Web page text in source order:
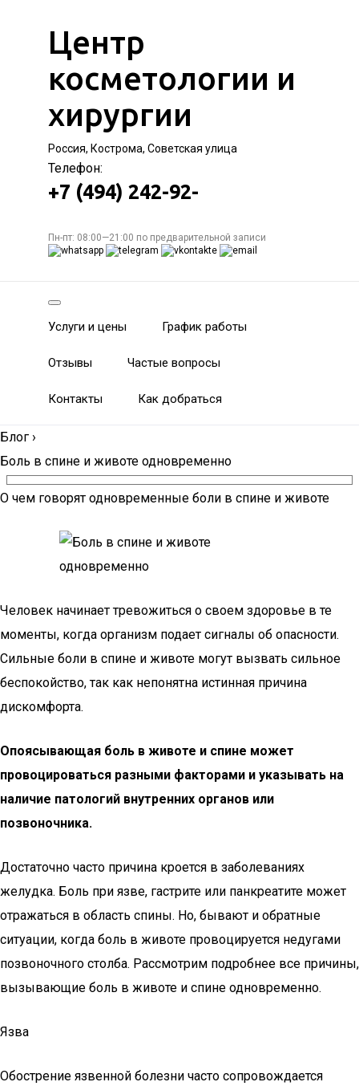
Центр
косметологии и
хирургии
Россия, Кострома, Советская улица
Телефон:
+7 (494) 242-92-
Пн-пт: 08:00—21:00 по предварительной записи
Услуги и цены График работы
Отзывы Частые вопросы
Контакты Как добраться
Блог ›
Боль в спине и животе одновременно
О чем говорят одновременные боли в спине и животе
Человек начинает тревожиться о своем здоровье в те
моменты, когда организм подает сигналы об опасности.
Сильные боли в спине и животе могут вызвать сильное
беспокойство, так как непонятна истинная причина
дискомфорта.
Опоясывающая боль в животе и спине может
провоцироваться разными факторами и указывать на
наличие патологий внутренних органов или
позвоночника.
Достаточно часто причина кроется в заболеваниях
желудка. Боль при язве, гастрите или панкреатите может
отражаться в область спины. Но, бывают и обратные
ситуации, когда боль в животе провоцируется недугами
позвоночного столба. Рассмотрим подробнее все причины,
вызывающие боль в животе и спине одновременно.
Язва
Обострение язвенной болезни часто сопровождается